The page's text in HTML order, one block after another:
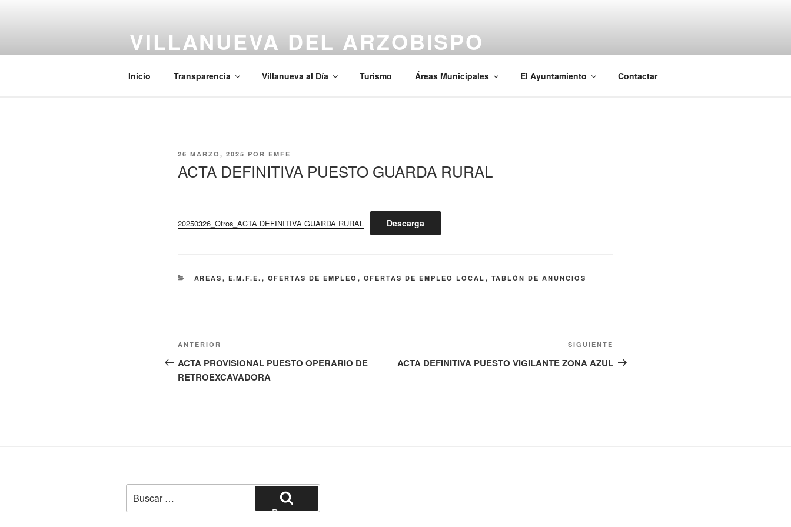
VILLANUEVA DEL ARZOBISPO
Inicio Transparencia Villanueva al Día Turismo Áreas Municipales El Ayuntamiento Contactar
PUBLICADO
26 MARZO, 2025 POR EMFE
ACTA DEFINITIVA PUESTO GUARDA RURAL
20250326_Otros_ACTA DEFINITIVA GUARDA RURAL Descarga
CATEGORÍAS
AREAS , E.M.F.E. , OFERTAS DE EMPLEO , OFERTAS DE EMPLEO LOCAL , TABLÓN DE ANUNCIOS
Navegación
de
entradas
Entrada
anterior:
ANTERIOR
ACTA PROVISIONAL PUESTO OPERARIO DE
RETROEXCAVADORA
entrada
SIGUIENTE
ACTA DEFINITIVA PUESTO VIGILANTE ZONA AZUL
por:
Buscar